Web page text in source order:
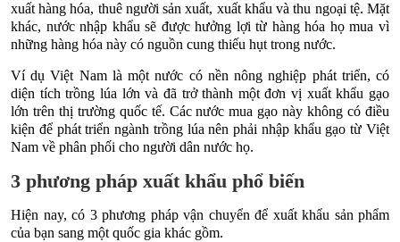
xuất hàng hóa, thuê người sản xuất, xuất khẩu và thu ngoại tệ. Mặt
khác, nước nhập khẩu sẽ được hưởng lợi từ hàng hóa họ mua vì
những hàng hóa này có nguồn cung thiếu hụt trong nước.
Ví dụ Việt Nam là một nước có nền nông nghiệp phát triển, có
diện tích trồng lúa lớn và đã trở thành một đơn vị xuất khẩu gạo
lớn trên thị trường quốc tế. Các nước mua gạo này không có điều
kiện để phát triển ngành trồng lúa nên phải nhập khẩu gạo từ Việt
Nam về phân phối cho người dân nước họ.
3 phương pháp xuất khẩu phổ biến
Hiện nay, có 3 phương pháp vận chuyển để xuất khẩu sản phẩm
của bạn sang một quốc gia khác gồm.